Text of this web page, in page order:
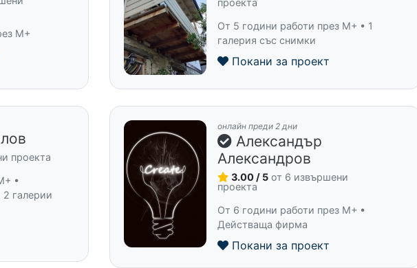
M+
проекта
От 5 години работи през M+ • 1
галерия със снимки
Покани за проект
проекта
•
галерии
онлайн преди 2 дни
Александър
Александров
3.00 / 5 от 6 извършени
проекта
От 6 години работи през M+ •
Действаща фирма
Покани за проект